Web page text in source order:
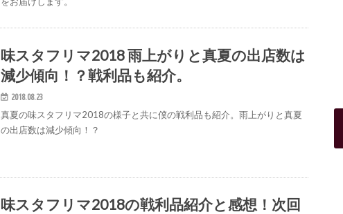
味スタフリマ2018 雨上がりと真夏の出店数は
減少傾向！？戦利品も紹介。
2018.08.23
真夏の味スタフリマ2018の様子と共に僕の戦利品も紹介。雨上がりと真夏
の出店数は減少傾向！？
味スタフリマ2018の戦利品紹介と感想！次回